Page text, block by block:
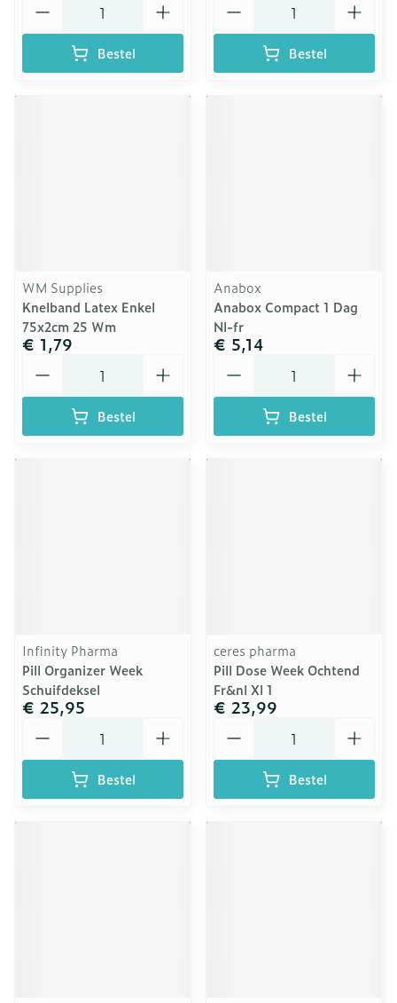
Bestel Bestel
WM Supplies
Knelband Latex Enkel
75x2cm 25 Wm
€ 1,79
Bestel
Anabox
Anabox Compact 1 Dag
Nl-fr
€ 5,14
Bestel
Infinity Pharma
Pill Organizer Week
Schuifdeksel
€ 25,95
Bestel
ceres pharma
Pill Dose Week Ochtend
Fr&nl Xl 1
€ 23,99
Bestel